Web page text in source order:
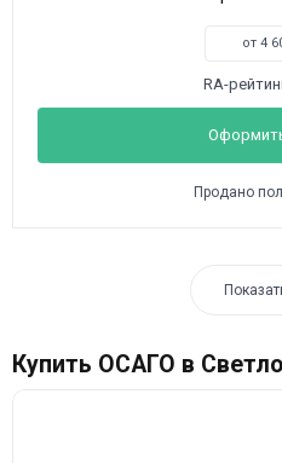
от 4
RA-
Продано
Купить ОСАГО в